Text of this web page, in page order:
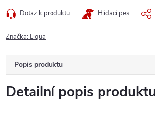
Dotaz k produktu Hlídací pes
Značka: Liqua
Popis produktu
Detailní popis produktu